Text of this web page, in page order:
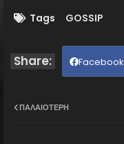
Tags GOSSIP
Facebook
ΠΑΛΑΙΌΤΕΡΗ